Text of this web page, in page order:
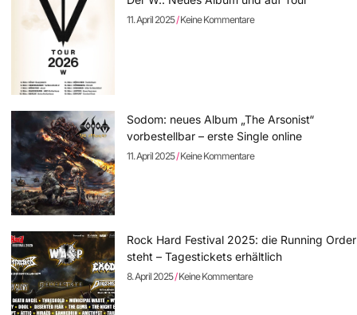
11. April 2025 Keine Kommentare
Sodom: neues Album „The Arsonist“
vorbestellbar – erste Single online
11. April 2025 Keine Kommentare
Rock Hard Festival 2025: die Running Order
steht – Tagestickets erhältlich
8. April 2025 Keine Kommentare